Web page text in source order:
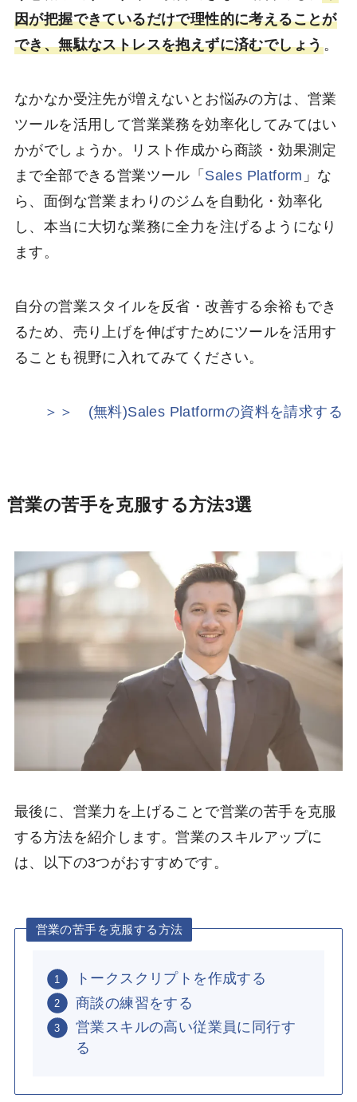
因が把握できているだけで理性的に考えることが
でき、無駄なストレスを抱えずに済むでしょう。
なかなか受注先が増えないとお悩みの方は、営業
ツールを活用して営業業務を効率化してみてはい
かがでしょうか。リスト作成から商談・効果測定
まで全部できる営業ツール「 Sales Platform 」な
ら、面倒な営業まわりのジムを自動化・効率化
し、本当に大切な業務に全力を注げるようになり
ます。
自分の営業スタイルを反省・改善する余裕もでき
るため、売り上げを伸ばすためにツールを活用す
ることも視野に入れてみてください。
＞＞ (無料)Sales Platformの資料を請求する
営業の苦手を克服する方法3選
最後に、営業力を上げることで営業の苦手を克服
する方法を紹介します。営業のスキルアップに
は、以下の3つがおすすめです。
営業の苦手を克服する方法
トークスクリプトを作成する
商談の練習をする
営業スキルの高い従業員に同行す
る